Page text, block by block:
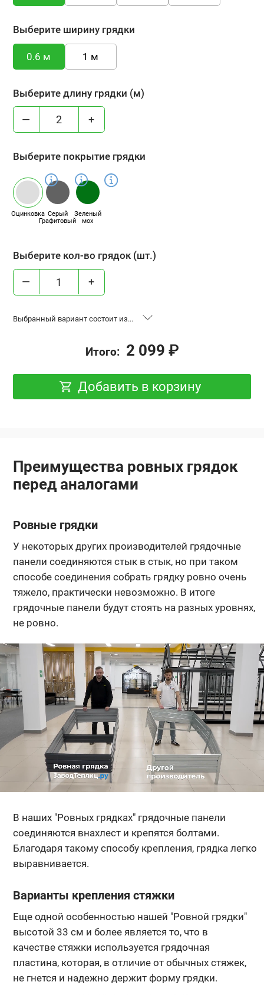
Выберите ширину грядки
0.6 м 1 м
Выберите длину грядки (м)
— +
Выберите покрытие грядки
Оцинковка Серый
Графитовый
Зеленый
мох
Выберите кол-во грядок (шт.)
— +
Выбранный вариант состоит из...
Итого: 2 099 ₽
Добавить в корзину
Преимущества ровных грядок
перед аналогами
Ровные грядки
У некоторых других производителей грядочные
панели соединяются стык в стык, но при таком
способе соединения собрать грядку ровно очень
тяжело, практически невозможно. В итоге
грядочные панели будут стоять на разных уровнях,
не ровно.
В наших "Ровных грядках" грядочные панели
соединяются внахлест и крепятся болтами.
Благодаря такому способу крепления, грядка легко
выравнивается.
Варианты крепления стяжки
Еще одной особенностью нашей "Ровной грядки"
высотой 33 см и более является то, что в
качестве стяжки используется грядочная
пластина, которая, в отличие от обычных стяжек,
не гнется и надежно держит форму грядки.